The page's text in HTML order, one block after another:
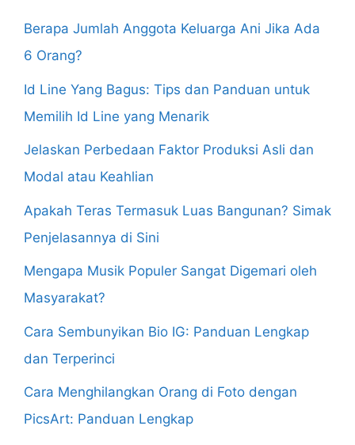
Berapa Jumlah Anggota Keluarga Ani Jika Ada
6 Orang?
Id Line Yang Bagus: Tips dan Panduan untuk
Memilih Id Line yang Menarik
Jelaskan Perbedaan Faktor Produksi Asli dan
Modal atau Keahlian
Apakah Teras Termasuk Luas Bangunan? Simak
Penjelasannya di Sini
Mengapa Musik Populer Sangat Digemari oleh
Masyarakat?
Cara Sembunyikan Bio IG: Panduan Lengkap
dan Terperinci
Cara Menghilangkan Orang di Foto dengan
PicsArt: Panduan Lengkap